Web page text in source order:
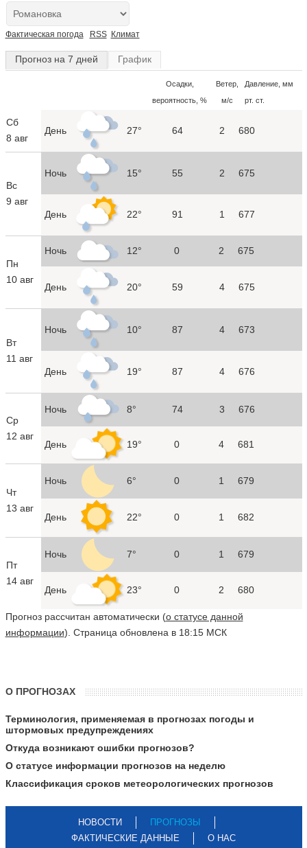
Фактическая погода RSS Климат
Прогноз на 7 дней График
Осадки,
вероятность, %
Ветер,
м/с
Давление, мм
рт. ст.
Сб
8 авг
День 27° 64 2 680
Вс
9 авг
Ночь 15° 55 2 675
День 22° 91 1 677
Пн
10 авг
Ночь 12° 0 2 675
День 20° 59 4 675
Вт
11 авг
Ночь 10° 87 4 673
День 19° 87 4 676
Ср
12 авг
Ночь 8° 74 3 676
День 19° 0 4 681
Чт
13 авг
Ночь 6° 0 1 679
День 22° 0 1 682
Пт
14 авг
Ночь 7° 0 1 679
День 23° 0 2 680
Прогноз рассчитан автоматически (о статусе данной
информации). Страница обновлена в 18:15 МСК
О ПРОГНОЗАХ
Терминология, применяемая в прогнозах погоды и
штормовых предупреждениях
Откуда возникают ошибки прогнозов?
О статусе информации прогнозов на неделю
Классификация сроков метеорологических прогнозов
НОВОСТИ
ПРОГНОЗЫ
ФАКТИЧЕСКИЕ ДАННЫЕ
О НАС